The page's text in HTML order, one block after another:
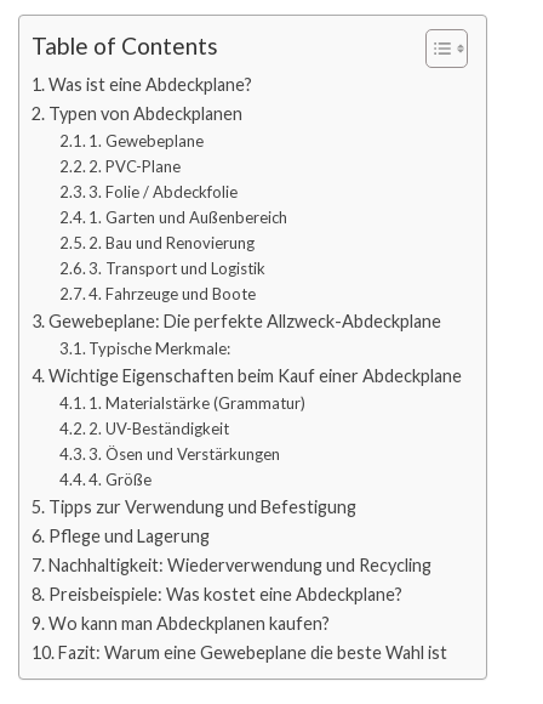
Table of Contents
Was ist eine Abdeckplane?
Typen von Abdeckplanen
1. Gewebeplane
2. PVC-Plane
3. Folie / Abdeckfolie
1. Garten und Außenbereich
2. Bau und Renovierung
3. Transport und Logistik
4. Fahrzeuge und Boote
Gewebeplane: Die perfekte Allzweck-Abdeckplane
Typische Merkmale:
Wichtige Eigenschaften beim Kauf einer Abdeckplane
1. Materialstärke (Grammatur)
2. UV-Beständigkeit
3. Ösen und Verstärkungen
4. Größe
Tipps zur Verwendung und Befestigung
Pflege und Lagerung
Nachhaltigkeit: Wiederverwendung und Recycling
Preisbeispiele: Was kostet eine Abdeckplane?
Wo kann man Abdeckplanen kaufen?
Fazit: Warum eine Gewebeplane die beste Wahl ist